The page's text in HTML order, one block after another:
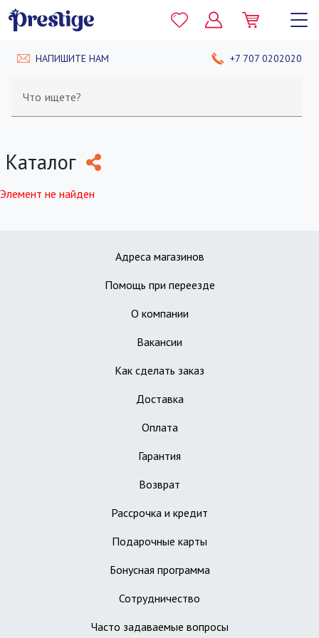
НАПИШИТЕ НАМ +7 707 0202020
Что ищете?
Каталог
Элемент не найден
Адреса магазинов
Помощь при переезде
О компании
Вакансии
Как сделать заказ
Доставка
Оплата
Гарантия
Возврат
Рассрочка и кредит
Подарочные карты
Бонусная программа
Сотрудничество
Часто задаваемые вопросы